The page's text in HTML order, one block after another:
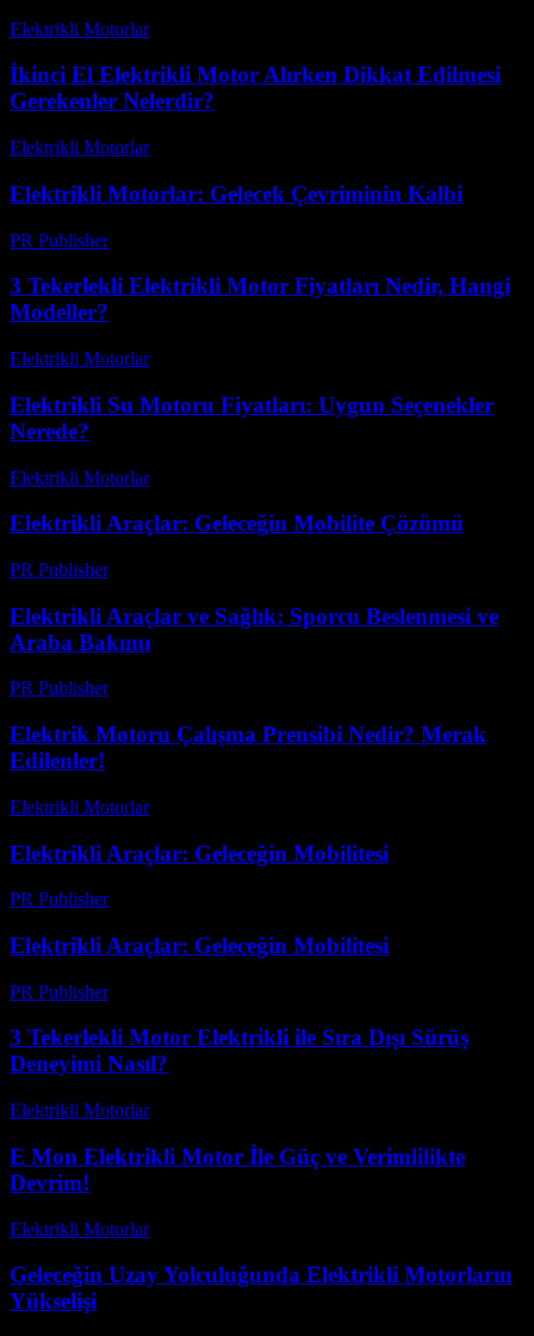
Elektrikli Motorlar-
İkinci El Elektrikli Motor Alırken Dikkat Edilmesi
Gerekenler Nelerdir?
Elektrikli Motorlar-
Elektrikli Motorlar: Gelecek Çevriminin Kalbi
PR Publisher-
3 Tekerlekli Elektrikli Motor Fiyatları Nedir, Hangi
Modeller?
Elektrikli Motorlar-
Elektrikli Su Motoru Fiyatları: Uygun Seçenekler
Nerede?
Elektrikli Motorlar-
Elektrikli Araçlar: Geleceğin Mobilite Çözümü
PR Publisher-
Elektrikli Araçlar ve Sağlık: Sporcu Beslenmesi ve
Araba Bakımı
PR Publisher-
Elektrik Motoru Çalışma Prensibi Nedir? Merak
Edilenler!
Elektrikli Motorlar-
Elektrikli Araçlar: Geleceğin Mobilitesi
PR Publisher-
Elektrikli Araçlar: Geleceğin Mobilitesi
PR Publisher-
3 Tekerlekli Motor Elektrikli ile Sıra Dışı Sürüş
Deneyimi Nasıl?
Elektrikli Motorlar-
E Mon Elektrikli Motor İle Güç ve Verimlilikte
Devrim!
Elektrikli Motorlar-
Geleceğin Uzay Yolculuğunda Elektrikli Motorların
Yükselişi